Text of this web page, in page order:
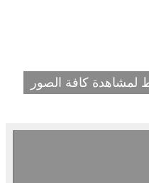
لمشاهدة كافة الصور